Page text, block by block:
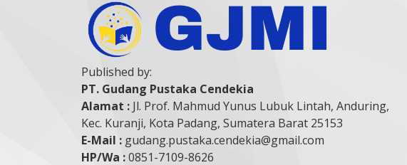
Published by:
PT. Gudang Pustaka Cendekia
Alamat : Jl. Prof. Mahmud Yunus Lubuk Lintah, Anduring,
Kec. Kuranji, Kota Padang, Sumatera Barat 25153
E-Mail : gudang.pustaka.cendekia@gmail.com
HP/Wa :0851-7109-8626